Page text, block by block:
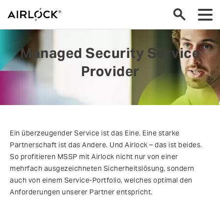
Managed Security Service
Provider
Ein überzeugender Service ist das Eine. Eine starke
Partnerschaft ist das Andere. Und Airlock – das ist beides.
So profitieren MSSP mit Airlock nicht nur von einer
mehrfach ausgezeichneten Sicherheitslösung, sondern
auch von einem Service-Portfolio, welches optimal den
Anforderungen unserer Partner entspricht.